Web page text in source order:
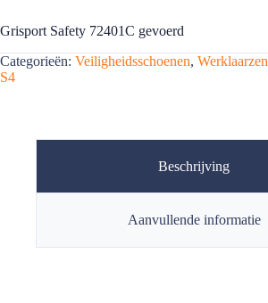
Grisport Safety 72401C gevoerd
Categorieën: Veiligheidsschoenen, Werklaarzen
S4
Beschrijving
Aanvullende informatie